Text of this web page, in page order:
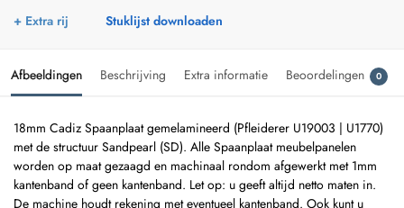
+ Extra rij Stuklijst downloaden
Afbeeldingen Beschrijving Extra informatie Beoordelingen 0
18mm Cadiz Spaanplaat gemelamineerd (Pfleiderer U19003 | U1770)
met de structuur Sandpearl (SD). Alle Spaanplaat meubelpanelen
worden op maat gezaagd en machinaal rondom afgewerkt met 1mm
kantenband of geen kantenband. Let op: u geeft altijd netto maten in.
De machine houdt rekening met eventueel kantenband. Ook kunt u